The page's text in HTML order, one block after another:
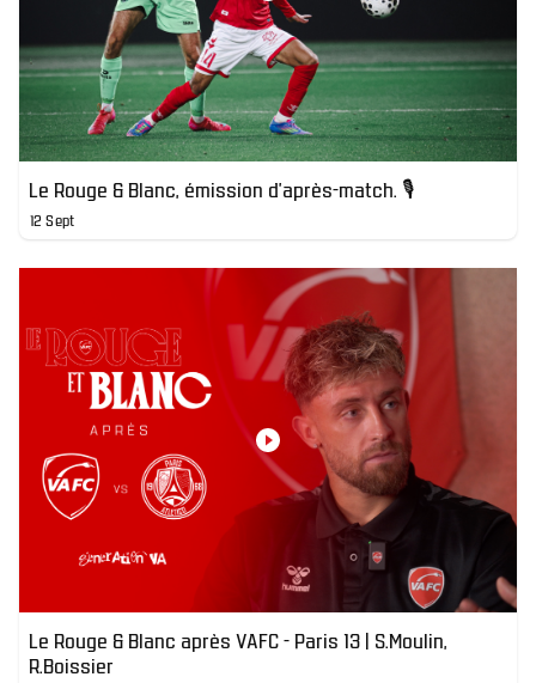
Le Rouge & Blanc, émission d'après-match. 🎙️
12 Sept
Le Rouge & Blanc après VAFC - Paris 13 | S.Moulin,
R.Boissier